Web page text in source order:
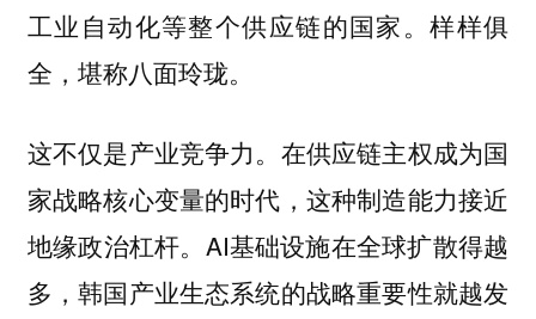
工业自动化等整个供应链的国家。样样俱
全，堪称八面玲珑。
这不仅是产业竞争力。在供应链主权成为国
家战略核心变量的时代，这种制造能力接近
地缘政治杠杆。AI基础设施在全球扩散得越
多，韩国产业生态系统的战略重要性就越发